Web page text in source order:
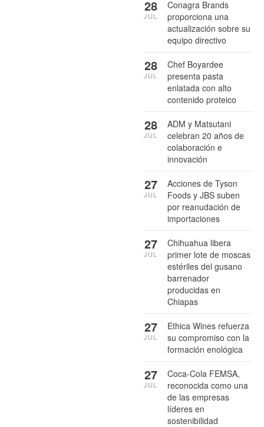
Conagra Brands
proporciona una
actualización sobre su
equipo directivo
28
JUL
Chef Boyardee
presenta pasta
enlatada con alto
contenido proteico
28
JUL
ADM y Matsutani
celebran 20 años de
colaboración e
innovación
28
JUL
Acciones de Tyson
Foods y JBS suben
por reanudación de
importaciones
27
JUL
Chihuahua libera
primer lote de moscas
estériles del gusano
barrenador
producidas en
Chiapas
27
JUL
Ethica Wines refuerza
su compromiso con la
formación enológica
27
JUL
Coca-Cola FEMSA,
reconocida como una
de las empresas
líderes en
sostenibilidad
27
JUL